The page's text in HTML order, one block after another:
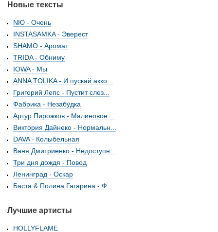
Новые тексты
NЮ - Очень
INSTASAMKA - Эверест
SHAMO - Аромат
TRIDA - Обниму
IOWA - Мы
ANNA TOLIKA - И пускай акко...
Григорий Лепс - Пустит слез...
Фабрика - Незабудка
Артур Пирожков - Малиновое ...
Виктория Дайнеко - Нормальн...
DAVA - Колыбельная
Ваня Дмитриенко - Недоступн...
Три дня дождя - Повод
Ленинград - Оскар
Баста & Полина Гагарина - Ф...
Лучшие артисты
HOLLYFLAME